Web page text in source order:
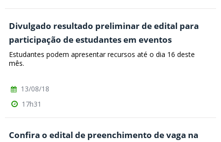
Divulgado resultado preliminar de edital para
participação de estudantes em eventos
Estudantes podem apresentar recursos até o dia 16 deste
mês.
13/08/18
17h31
Confira o edital de preenchimento de vaga na